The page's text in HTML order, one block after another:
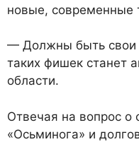
новые, современные
— Должны быть свои
таких фишек станет
области.
Отвечая на вопрос о
«Осьминога» и